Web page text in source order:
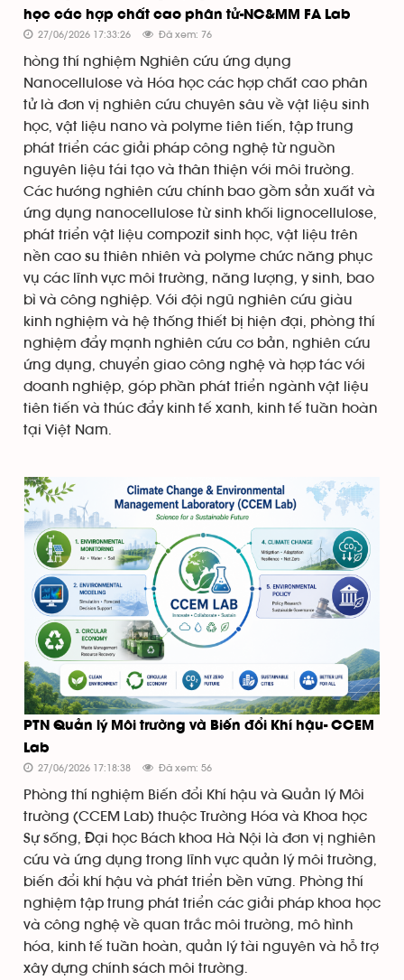
học các hợp chất cao phân tử-NC&MM FA Lab
27/06/2026 17:33:26 Đã xem: 76
hòng thí nghiệm Nghiên cứu ứng dụng
Nanocellulose và Hóa học các hợp chất cao phân
tử là đơn vị nghiên cứu chuyên sâu về vật liệu sinh
học, vật liệu nano và polyme tiên tiến, tập trung
phát triển các giải pháp công nghệ từ nguồn
nguyên liệu tái tạo và thân thiện với môi trường.
Các hướng nghiên cứu chính bao gồm sản xuất và
ứng dụng nanocellulose từ sinh khối lignocellulose,
phát triển vật liệu compozit sinh học, vật liệu trên
nền cao su thiên nhiên và polyme chức năng phục
vụ các lĩnh vực môi trường, năng lượng, y sinh, bao
bì và công nghiệp. Với đội ngũ nghiên cứu giàu
kinh nghiệm và hệ thống thiết bị hiện đại, phòng thí
nghiệm đẩy mạnh nghiên cứu cơ bản, nghiên cứu
ứng dụng, chuyển giao công nghệ và hợp tác với
doanh nghiệp, góp phần phát triển ngành vật liệu
tiên tiến và thúc đẩy kinh tế xanh, kinh tế tuần hoàn
tại Việt Nam.
PTN Quản lý Môi trường và Biến đổi Khí hậu- CCEM
Lab
27/06/2026 17:18:38 Đã xem: 56
Phòng thí nghiệm Biến đổi Khí hậu và Quản lý Môi
trường (CCEM Lab) thuộc Trường Hóa và Khoa học
Sự sống, Đại học Bách khoa Hà Nội là đơn vị nghiên
cứu và ứng dụng trong lĩnh vực quản lý môi trường,
biến đổi khí hậu và phát triển bền vững. Phòng thí
nghiệm tập trung phát triển các giải pháp khoa học
và công nghệ về quan trắc môi trường, mô hình
hóa, kinh tế tuần hoàn, quản lý tài nguyên và hỗ trợ
xây dựng chính sách môi trường.